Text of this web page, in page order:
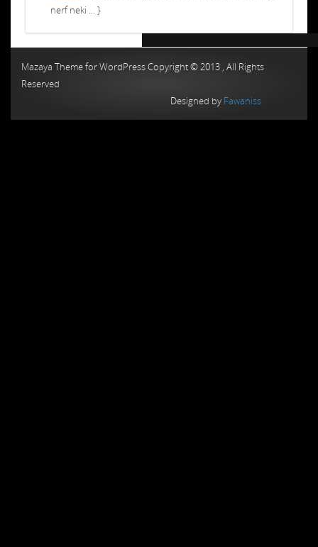
nerf neki ... }
Mazaya Theme for WordPress Copyright © 2013 , All Rights
Reserved
Designed by Fawaniss